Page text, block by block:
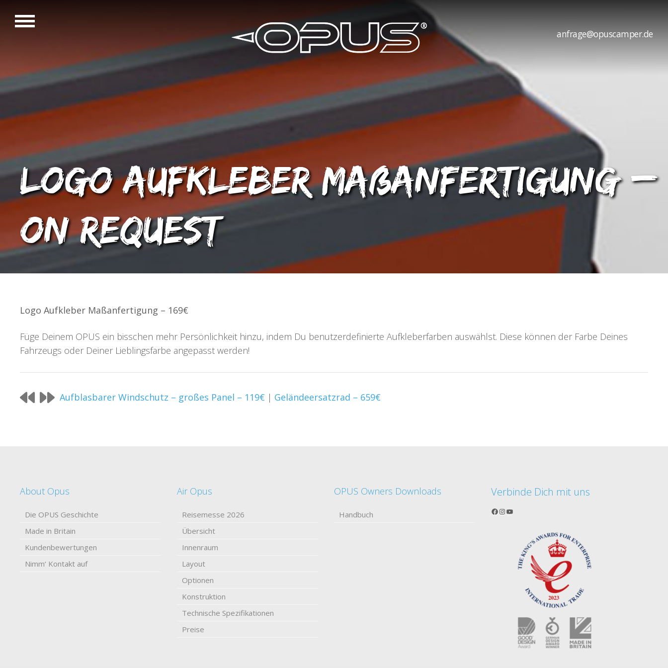
anfrage@opuscamper.de
Logo Aufkleber Maßanfertigung –
on request
Logo Aufkleber Maßanfertigung – 169€
Füge Deinem OPUS ein bisschen mehr Persönlichkeit hinzu, indem Du benutzerdefinierte Aufkleberfarben auswählst. Diese können der Farbe Deines
Fahrzeugs oder Deiner Lieblingsfarbe angepasst werden!
Aufblasbarer Windschutz – großes Panel – 119€ | Geländeersatzrad – 659€
About Opus
Die OPUS Geschichte
Made in Britain
Kundenbewertungen
Nimm‘ Kontakt auf
Air Opus
Reisemesse 2026
Übersicht
Innenraum
Layout
Optionen
Konstruktion
Technische Spezifikationen
Preise
OPUS Owners Downloads
Handbuch
Verbinde Dich mit uns
Facebook
Instagram